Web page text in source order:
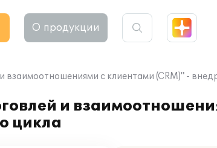
О продукции
с клиентами (CRM)" -
и
цикла